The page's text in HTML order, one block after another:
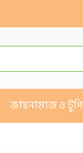
জায়নামাজ ও টুপি